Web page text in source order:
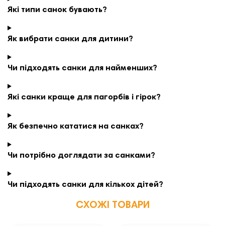
Які типи санок бувають?
Як вибрати санки для дитини?
Чи підходять санки для найменших?
Які санки краще для пагорбів і гірок?
Як безпечно кататися на санках?
Чи потрібно доглядати за санками?
Чи підходять санки для кількох дітей?
СХОЖІ ТОВАРИ